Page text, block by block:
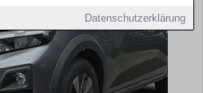
Datenschutzerklärung